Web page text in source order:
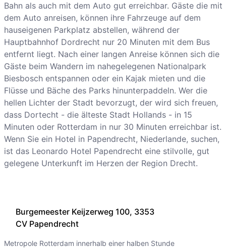
Burgemeester Keijzerweg 100, 3353
CV Papendrecht
Metropole Rotterdam innerhalb einer halben Stunde
Bahn als auch mit dem Auto gut erreichbar. Gäste die mit
dem Auto anreisen, können ihre Fahrzeuge auf dem
hauseigenen Parkplatz abstellen, während der
Hauptbahnhof Dordrecht nur 20 Minuten mit dem Bus
entfernt liegt. Nach einer langen Anreise können sich die
Gäste beim Wandern im nahegelegenen Nationalpark
Biesbosch entspannen oder ein Kajak mieten und die
Flüsse und Bäche des Parks hinunterpaddeln. Wer die
hellen Lichter der Stadt bevorzugt, der wird sich freuen,
dass Dortecht - die älteste Stadt Hollands - in 15
Minuten oder Rotterdam in nur 30 Minuten erreichbar ist.
Wenn Sie ein Hotel in Papendrecht, Niederlande, suchen,
ist das Leonardo Hotel Papendrecht eine stilvolle, gut
gelegene Unterkunft im Herzen der Region Drecht.